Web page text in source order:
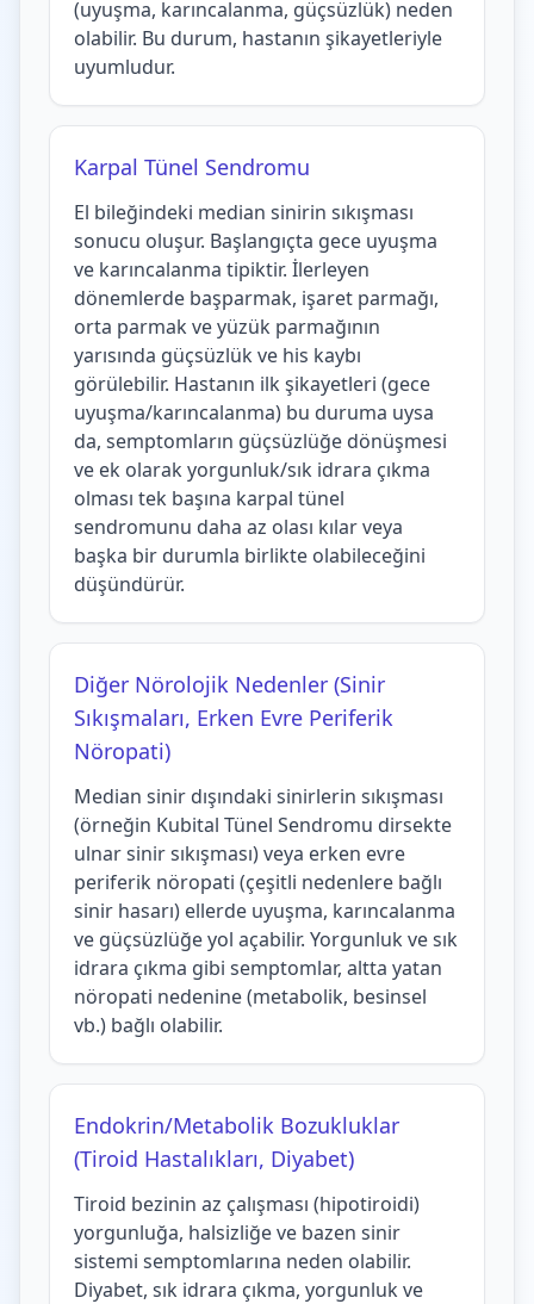
(uyuşma, karıncalanma, güçsüzlük) neden
olabilir. Bu durum, hastanın şikayetleriyle
uyumludur.
Karpal Tünel Sendromu
El bileğindeki median sinirin sıkışması
sonucu oluşur. Başlangıçta gece uyuşma
ve karıncalanma tipiktir. İlerleyen
dönemlerde başparmak, işaret parmağı,
orta parmak ve yüzük parmağının
yarısında güçsüzlük ve his kaybı
görülebilir. Hastanın ilk şikayetleri (gece
uyuşma/karıncalanma) bu duruma uysa
da, semptomların güçsüzlüğe dönüşmesi
ve ek olarak yorgunluk/sık idrara çıkma
olması tek başına karpal tünel
sendromunu daha az olası kılar veya
başka bir durumla birlikte olabileceğini
düşündürür.
Diğer Nörolojik Nedenler (Sinir
Sıkışmaları, Erken Evre Periferik
Nöropati)
Median sinir dışındaki sinirlerin sıkışması
(örneğin Kubital Tünel Sendromu dirsekte
ulnar sinir sıkışması) veya erken evre
periferik nöropati (çeşitli nedenlere bağlı
sinir hasarı) ellerde uyuşma, karıncalanma
ve güçsüzlüğe yol açabilir. Yorgunluk ve sık
idrara çıkma gibi semptomlar, altta yatan
nöropati nedenine (metabolik, besinsel
vb.) bağlı olabilir.
Endokrin/Metabolik Bozukluklar
(Tiroid Hastalıkları, Diyabet)
Tiroid bezinin az çalışması (hipotiroidi)
yorgunluğa, halsizliğe ve bazen sinir
sistemi semptomlarına neden olabilir.
Diyabet, sık idrara çıkma, yorgunluk ve